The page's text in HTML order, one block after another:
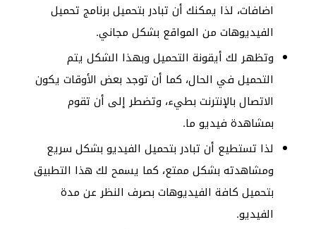
اضافات، لذا يمكنك أن تبادر بتحميل برنامج تحميل
الفيديوهات من المواقع بشكل مجاني.
وتظهر لك أيقونة التحميل وبهذا الشكل يتم
التحميل في الحال، كما أن توجد بعض الأوقات يكون
الاتصال بالإنترنت بطيء، وتضطر إلى أن تقوم
بمشاهدة فيديو ما.
لذا تستطيع أن تبادر بتحميل الفيديو بشكل سريع
ومشاهدته بشكل ممتع، كما يسمح لك هذا التطبيق
بتحميل كافة الفيديوهات بصرف النظر عن مدة
الفيديو.